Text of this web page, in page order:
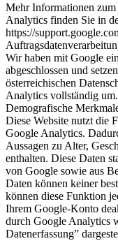
Mehr Informationen
Analytics finden Sie in
https://
Wir haben mit Google
abgeschlossen und
österreichischen
Analytics vollständig um.
Demografische
Diese Website nutzt die
Google Analytics.
Aussagen zu Alter,
enthalten. Diese Daten
von Google sowie aus
Daten können keiner
können diese Funktion
Ihrem Google-Konto
durch Google Analytics
Datenerfassung”